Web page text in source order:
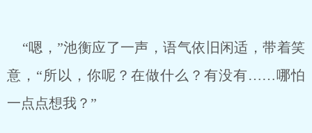
“嗯，”池衡应了一声，语气依旧闲适，带着笑
意，“所以，你呢？在做什么？有没有……哪怕
一点点想我？”